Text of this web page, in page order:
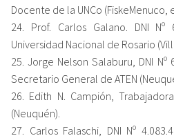
Docente de la UNCo (FiskeMenuco,
24. Prof. Carlos Galano. DNI
Universidad Nacional de Rosario
25. Jorge Nelson Salaburu, DNI
Secretario General de ATEN
26. Edith N. Campión,
(Neuquén).
27. Carlos Falaschi, DNI Nº